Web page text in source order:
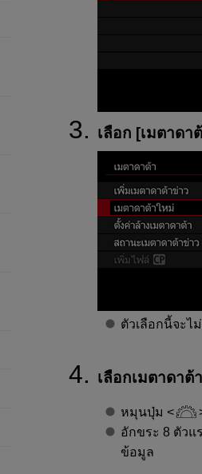
เลือก [เมตาดา
ตัวเลือกนี้จะไ
เลือกเมตาดาต้า
หมุนปุ่ม
อักขระ 8 ตัวแ
ข้อมูล